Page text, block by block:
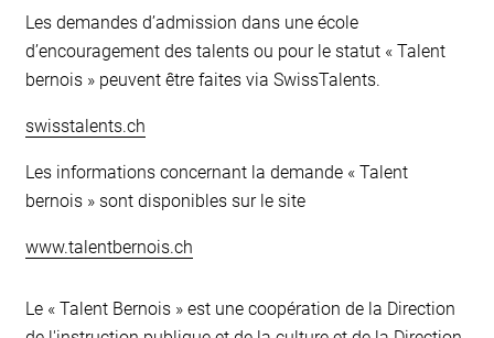
Les demandes d’admission dans une école
d’encouragement des talents ou pour le statut « Talent
bernois » peuvent être faites via SwissTalents.
swisstalents.ch
Les informations concernant la demande « Talent
bernois » sont disponibles sur le site
www.talentbernois.ch
Le « Talent Bernois » est une coopération de la Direction